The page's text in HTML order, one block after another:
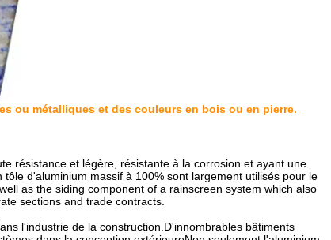
ou métalliques et des couleurs en bois ou en pierre.
résistance et légère, résistante à la corrosion et ayant une
d'aluminium massif à 100% sont largement utilisés pour le
as the siding component of a rainscreen system which also
sections and trade contracts.
l'industrie de la construction.D'innombrables bâtiments